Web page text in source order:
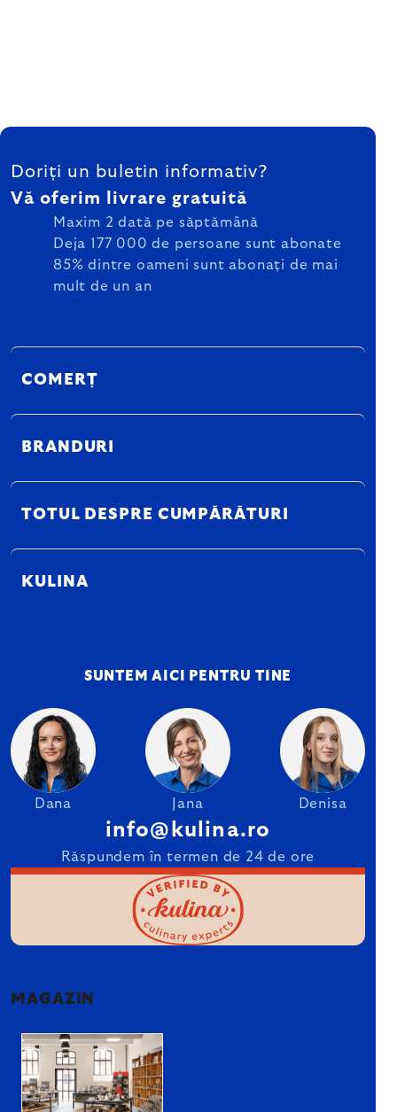
SUBSOL
Doriți un buletin informativ?
Vă oferim livrare gratuită
Maxim 2 dată pe săptămână
Deja 177 000 de persoane sunt abonate
85% dintre oameni sunt abonați de mai
mult de un an
COMERȚ
BRANDURI
TOTUL DESPRE CUMPĂRĂTURI
KULINA
SUNTEM AICI PENTRU TINE
Dana Jana Denisa
info@kulina.ro
Răspundem în termen de 24 de ore
MAGAZIN